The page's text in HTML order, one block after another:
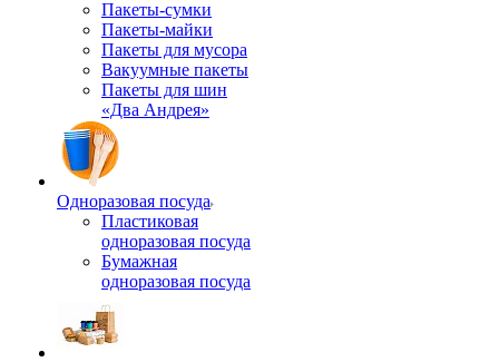
Пакеты-сумки
Пакеты-майки
Пакеты для мусора
Вакуумные пакеты
Пакеты для шин
«Два Андрея»
Одноразовая посуда
Пластиковая
одноразовая посуда
Бумажная
одноразовая посуда